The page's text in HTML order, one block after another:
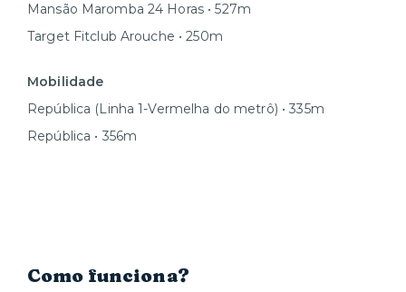
Mansão Maromba 24 Horas • 527m
Target Fitclub Arouche • 250m
Mobilidade
República (Linha 1-Vermelha do metrô) • 335m
República • 356m
Como funciona?